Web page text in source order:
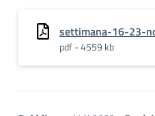
settimana-16-23-
pdf - 4559 kb